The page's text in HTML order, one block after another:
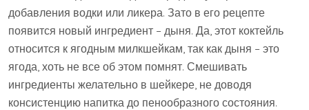
добавления водки или ликера. Зато в его рецепте
появится новый ингредиент – дыня. Да, этот коктейль
относится к ягодным милкшейкам, так как дыня – это
ягода, хоть не все об этом помнят. Смешивать
ингредиенты желательно в шейкере, не доводя
консистенцию напитка до пенообразного состояния.